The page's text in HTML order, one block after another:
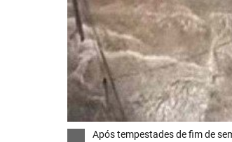
Após tempestades de fim de